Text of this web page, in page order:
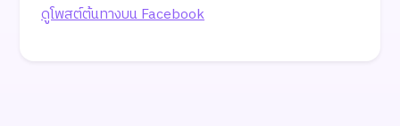
ดูโพสต์ต้นทางบน Facebook